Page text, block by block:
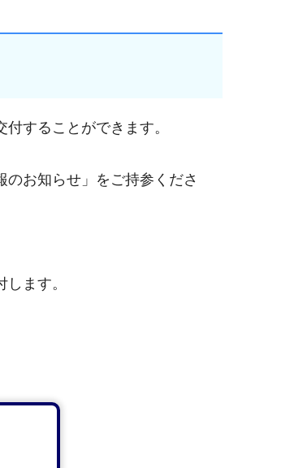
することができます。
お知らせ」をご持参くださ
ます。